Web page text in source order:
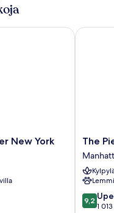
New York
York
The
Pierre,
A
Taj
Hotel,
New
York
The
9.2
kautta
9,2
1
The